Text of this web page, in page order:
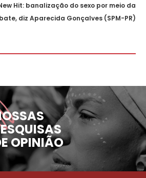
Hit: banalização do sexo por meio da
diz Aparecida Gonçalves (SPM-PR)
OPINIÃO